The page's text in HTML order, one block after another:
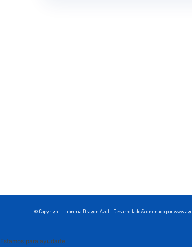
© Copyright - Libreria Dragon Azul - Desarrollado & diseñado por
Estamos para ayudarte